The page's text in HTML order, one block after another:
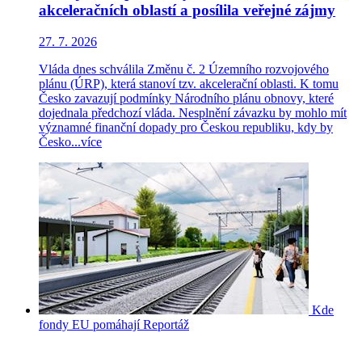
akceleračních oblastí a posílila veřejné zájmy
27. 7. 2026
Vláda dnes schválila Změnu č. 2 Územního rozvojového
plánu (ÚRP), která stanoví tzv. akcelerační oblasti. K tomu
Česko zavazují podmínky Národního plánu obnovy, které
dojednala předchozí vláda. Nesplnění závazku by mohlo mít
významné finanční dopady pro Českou republiku, kdy by
Česko...více
Kde
fondy EU pomáhají Reportáž